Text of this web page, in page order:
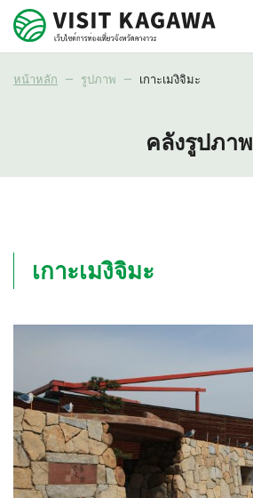
หน้าหลัก รูปภาพ เกาะเมงิจิมะ
คลังรูปภาพ
เกาะเมงิจิมะ